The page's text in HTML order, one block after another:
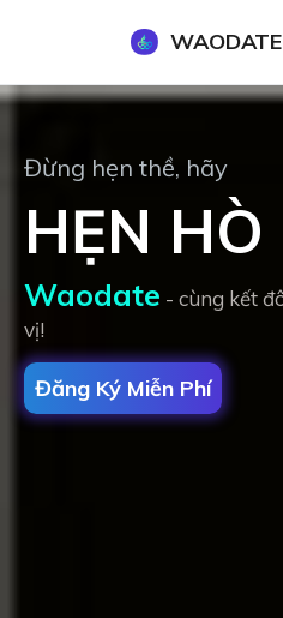
WAODATE
Đăng Ký Miễn Phí